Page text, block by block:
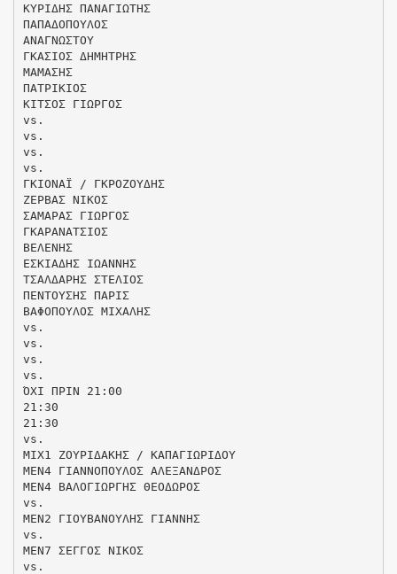
ΚΥΡΙΔΗΣ ΠΑΝΑΓΙΩΤΗΣ
ΠΑΠΑΔΟΠΟΥΛΟΣ
ΑΝΑΓΝΩΣΤΟΥ
ΓΚΑΣΙΟΣ ΔΗΜΗΤΡΗΣ
ΜΑΜΑΣΗΣ
ΠΑΤΡΙΚΙΟΣ
ΚΙΤΣΟΣ ΓΙΩΡΓΟΣ
vs.
vs.
vs.
vs.
ΓΚΙΟΝΑΪ / ΓΚΡΟΖΟΥΔΗΣ
ΖΕΡΒΑΣ ΝΙΚΟΣ
ΣΑΜΑΡΑΣ ΓΙΩΡΓΟΣ
ΓΚΑΡΑΝΑΤΣΙΟΣ
ΒΕΛΕΝΗΣ
ΕΣΚΙΑΔΗΣ ΙΩΑΝΝΗΣ
ΤΣΑΛΔΑΡΗΣ ΣΤΕΛΙΟΣ
ΠΕΝΤΟΥΣΗΣ ΠΑΡΙΣ
ΒΑΦΟΠΟΥΛΟΣ ΜΙΧΑΛΗΣ
vs.
vs.
vs.
vs.
ΌΧΙ ΠΡΙΝ 21:00
21:30
21:30
vs.
ΜΙΧ1 ΖΟΥΡΙΔΑΚΗΣ / ΚΑΠΑΓΙΩΡΙΔΟΥ
ΜΕΝ4 ΓΙΑΝΝΟΠΟΥΛΟΣ ΑΛΕΞΑΝΔΡΟΣ
ΜΕΝ4 ΒΑΛΟΓΙΩΡΓΗΣ ΘΕΟΔΩΡΟΣ
vs.
ΜΕΝ2 ΓΙΟΥΒΑΝΟΥΛΗΣ ΓΙΑΝΝΗΣ
vs.
ΜΕΝ7 ΣΕΓΓΟΣ ΝΙΚΟΣ
vs.